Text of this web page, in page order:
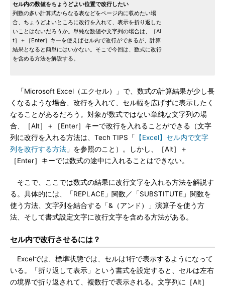
セル内の数値をちょうどよい位置で改行したい
列数の多い計算式からなる表などをページ内に収めたい場
合、ちょうどよいところに改行を入れて、表示を折り返した
いことはないだろうか。単純な数値や文字列の場合は、［Al
t］＋［Enter］キーを使えばセル内で改行ができるが、計算
結果となると簡単にはいかない。そこで今回は、数式に改行
を含める方法を解説する。
「Microsoft Excel（エクセル）」で、数式の計算結果が少し長
くなるような場合、改行を入れて、セル幅を広げずに表示したく
なることがあるだろう。対象が数式ではない単純な文字列の場
合、［Alt］＋［Enter］キーで改行を入れることができる（文字
列に改行を入れる方法は、Tech TIPS「
【Excel】セル内で文字
列を改行する方法 」を参照のこと）。しかし、［Alt］＋
［Enter］キーでは数式の途中に入れることはできない。
そこで、ここでは数式の結果に改行文字を入れる方法を解説す
る。具体的には、「REPLACE」関数／「SUBSTITUTE」関数を
使う方法、文字列を結合する「&（アンド）」演算子を使う方
法、そして書式設定文字に改行文字を含める方法がある。
セル内で改行させるには？
Excelでは、標準状態では、セルは1行で表示するようになって
いる。「折り返して表示」という書式を設定すると、セルは左右
の境界で折り返されて、複数行で表示される。文字列に［Alt］